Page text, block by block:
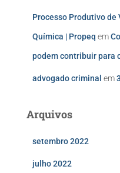
Processo Produtivo de
Química | Propeq em
podem contribuir para
advogado criminal em
Arquivos
setembro 2022
julho 2022